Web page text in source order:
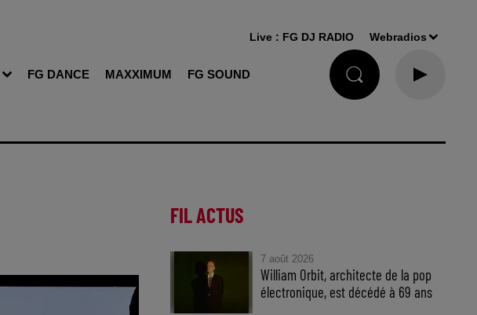
FG DANCE MAXXIMUM FG SOUND
Live : FG DJ RADIO Webradios
FIL ACTUS
7 août 2026
William Orbit, architecte de la pop
électronique, est décédé à 69 ans